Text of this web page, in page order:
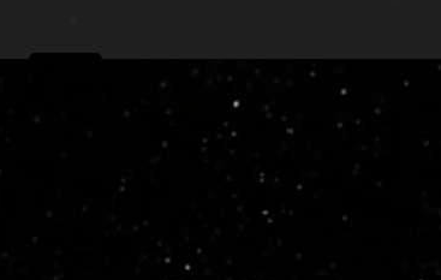
user-live.evetech.net/api/v1 Flag is ON